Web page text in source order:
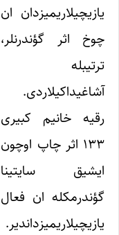
یازیچیلاریمیزدان ان
چوخ اثر گؤندرنلر،
ترتیبله
آشاغیداکیلاردی.
رقیه خانیم کبیری‌
۱۳۳ اثر چاپ اوچون
ایشیق سایتینا
گؤندرمکله ان فعال
یازیچیلاریمیزداندیر.